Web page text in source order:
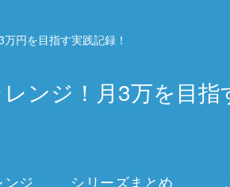
円を目指す実践記録！
ンジ！月3万を目指
ジ シリーズまとめ